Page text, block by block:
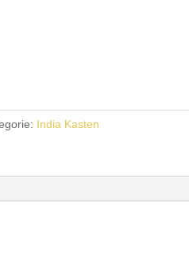
India Kasten